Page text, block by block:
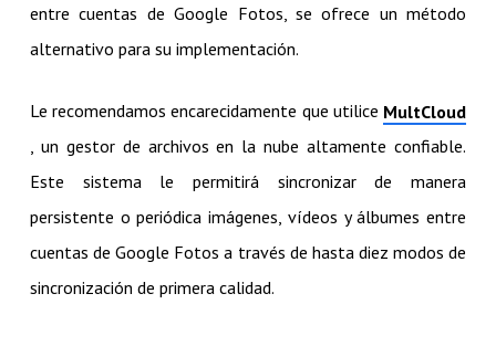
entre cuentas de Google Fotos, se ofrece un método
alternativo para su implementación.
Le recomendamos encarecidamente que utilice MultCloud
, un gestor de archivos en la nube altamente confiable.
Este sistema le permitirá sincronizar de manera
persistente o periódica imágenes, vídeos y álbumes entre
cuentas de Google Fotos a través de hasta diez modos de
sincronización de primera calidad.